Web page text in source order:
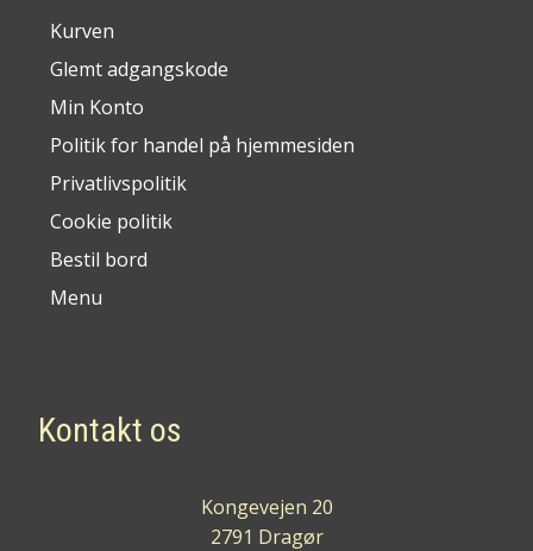
Kurven
Glemt adgangskode
Min Konto
Politik for handel på hjemmesiden
Privatlivspolitik
Cookie politik
Bestil bord
Menu
Kontakt os
Kongevejen 20
2791 Dragør